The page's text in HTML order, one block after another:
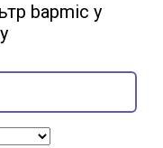
bapmic у